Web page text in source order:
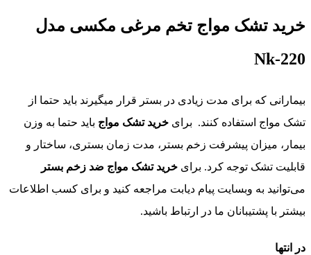
خرید تشک مواج تخم مرغی مکسی مدل
Nk-220
بیمارانی که برای مدت زیادی در بستر قرار میگیرند باید حتما از
تشک مواج استفاده کنند. برای خرید تشک مواج باید حتما به وزن
بیمار، میزان پیشرفت زخم بستر، مدت زمان بستری، ساختار و
قابلیت تشک توجه کرد. برای خرید تشک مواج ضد زخم بستر
می‌توانید به وبسایت پیام دیابت مراجعه کنید و برای کسب اطلاعات
بیشتر با پشتیبانان ما در ارتباط باشید.
در انتها